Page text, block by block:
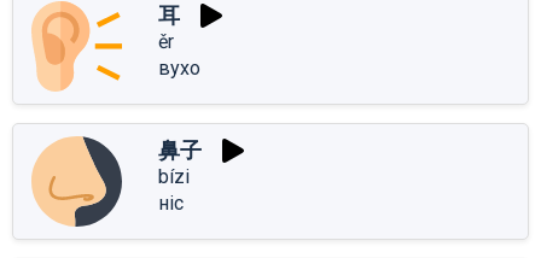
耳
ěr
вухо
鼻子
bízi
ніс